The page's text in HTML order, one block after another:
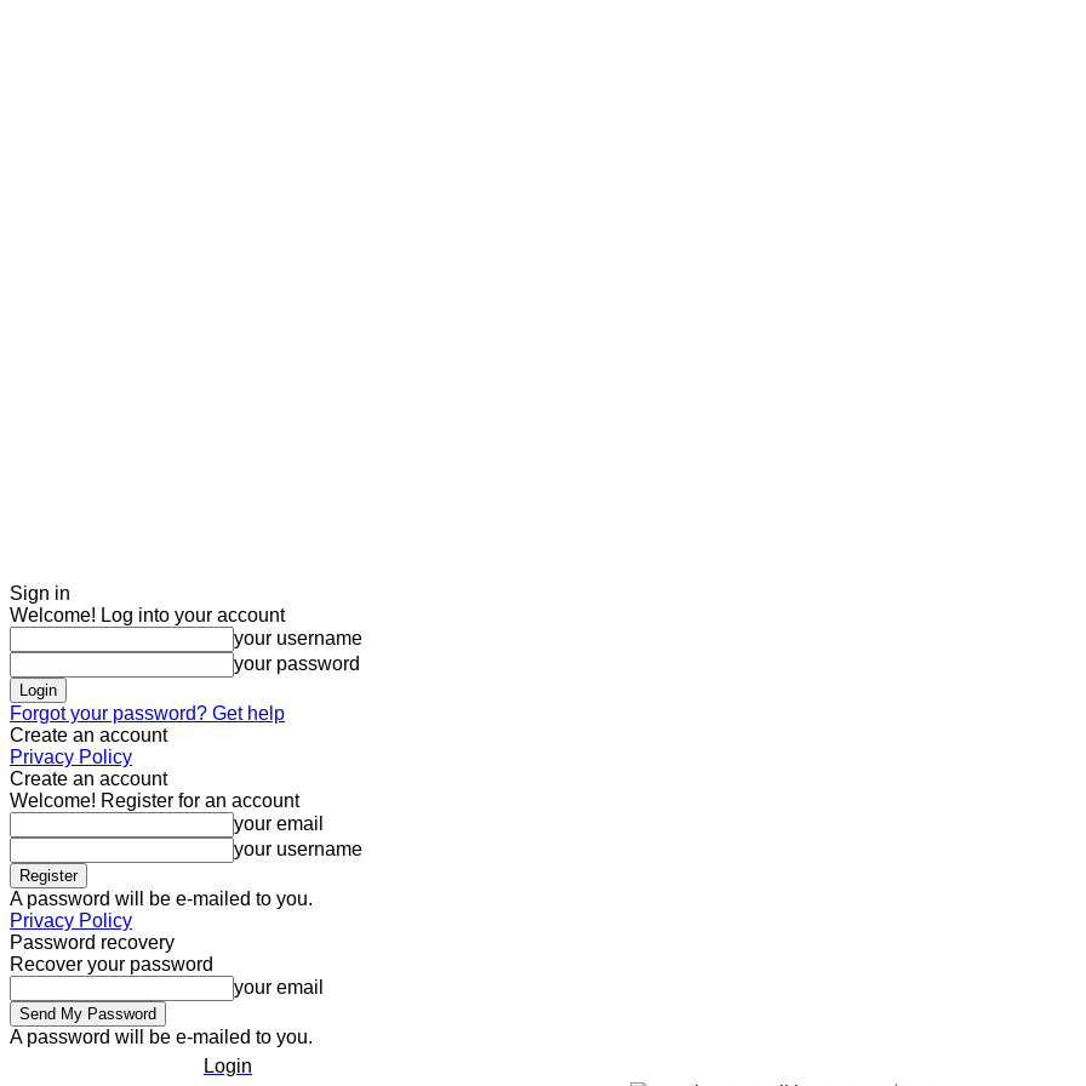
Sign in
Welcome! Log into your account
your username
your password
Forgot your password? Get help
Create an account
Privacy Policy
Create an account
Welcome! Register for an account
your email
your username
A password will be e-mailed to you.
Privacy Policy
Password recovery
Recover your password
your email
A password will be e-mailed to you.
Login